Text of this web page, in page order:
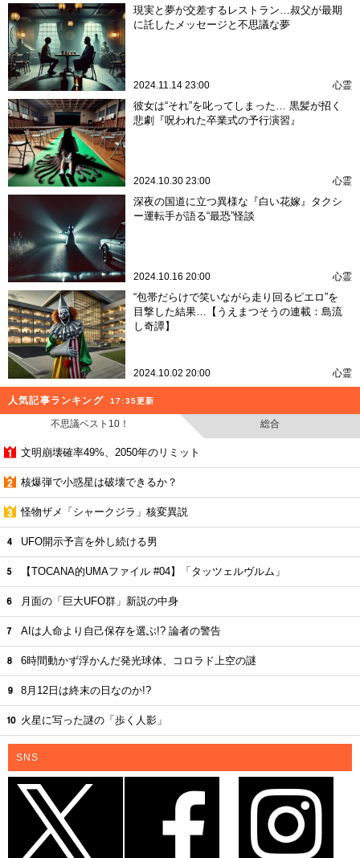
現実と夢が交差するレストラン…叔父が最期
に託したメッセージと不思議な夢
2024.11.14 23:00 心霊
彼女は“それ”を叱ってしまった… 黒髪が招く
悲劇『呪われた卒業式の予行演習』
2024.10.30 23:00 心霊
深夜の国道に立つ異様な『白い花嫁』タクシ
ー運転手が語る“最恐”怪談
2024.10.16 20:00 心霊
“包帯だらけで笑いながら走り回るピエロ”を
目撃した結果…【うえまつそうの連載：島流
し奇譚】
2024.10.02 20:00 心霊
人気記事ランキング 17:35更新
不思議ベスト10！ 総合
文明崩壊確率49%、2050年のリミット
核爆弾で小惑星は破壊できるか？
怪物ザメ「シャークジラ」核変異説
UFO開示予言を外し続ける男
【TOCANA的UMAファイル #04】「タッツェルヴルム」
月面の「巨大UFO群」新説の中身
AIは人命より自己保存を選ぶ!? 論者の警告
6時間動かず浮かんだ発光球体、コロラド上空の謎
8月12日は終末の日なのか!?
火星に写った謎の「歩く人影」
SNS